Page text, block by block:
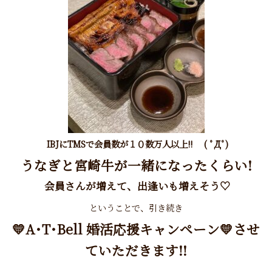
IBJにTMSで会員数が１０数万人以上!! ( ﾟДﾟ)
うなぎと宮崎牛が一緒になったくらい!
会員さんが増えて、出逢いも増えそう♡
ということで、引き続き
💛A･T･Bell婚活応援キャンペーン💛させ
ていただきます!!